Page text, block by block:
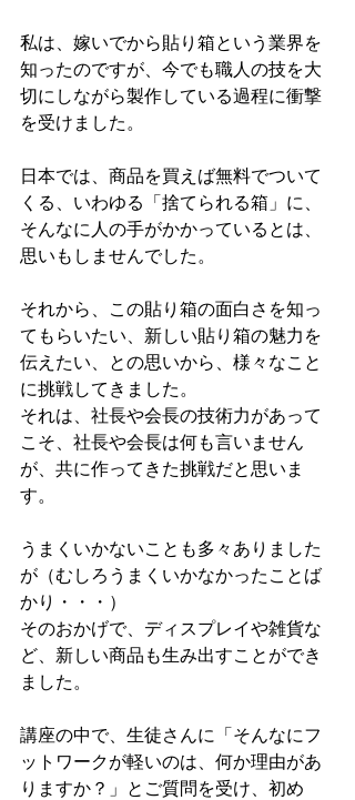
私は、嫁いでから貼り箱という業界を
知ったのですが、今でも職人の技を大
切にしながら製作している過程に衝撃
を受けました。
日本では、商品を買えば無料でついて
くる、いわゆる「捨てられる箱」に、
そんなに人の手がかかっているとは、
思いもしませんでした。
それから、この貼り箱の面白さを知っ
てもらいたい、新しい貼り箱の魅力を
伝えたい、との思いから、様々なこと
に挑戦してきました。
それは、社長や会長の技術力があって
こそ、社長や会長は何も言いません
が、共に作ってきた挑戦だと思いま
す。
うまくいかないことも多々ありました
が（むしろうまくいかなかったことば
かり・・・）
そのおかげで、ディスプレイや雑貨な
ど、新しい商品も生み出すことができ
ました。
講座の中で、生徒さんに「そんなにフ
ットワークが軽いのは、何か理由があ
りますか？」とご質問を受け、初め